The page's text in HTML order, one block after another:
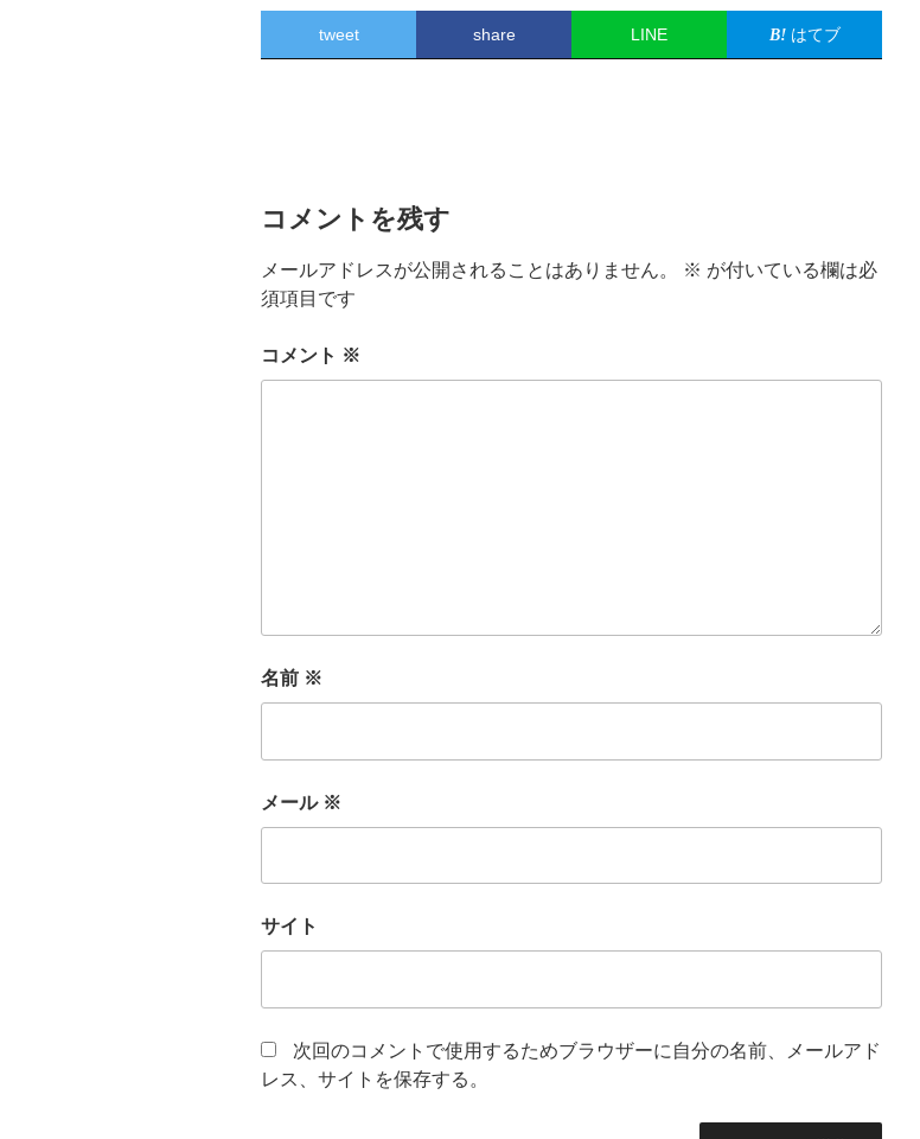
tweet share LINE はてブ
コメントを残す
メールアドレスが公開されることはありません。 ※ が付いている欄は必
須項目です
コメント ※
名前 ※
メール ※
サイト
次回のコメントで使用するためブラウザーに自分の名前、メールアド
レス、サイトを保存する。